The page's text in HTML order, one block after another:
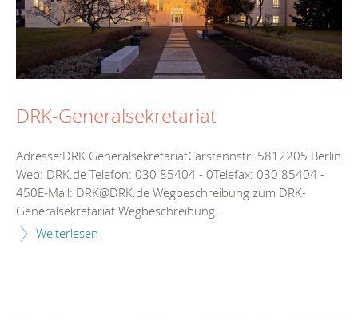
DRK-Generalsekretariat
Adresse:DRK GeneralsekretariatCarstennstr. 5812205 Berlin
Web: DRK.de Telefon: 030 85404 - 0Telefax: 030 85404 -
450E-Mail: DRK@DRK.de Wegbeschreibung zum DRK-
Generalsekretariat Wegbeschreibung...
Weiterlesen